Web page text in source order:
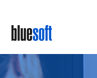
main
content